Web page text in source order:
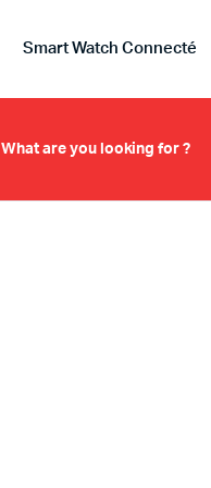
Smart Watch Connecté
What are you looking for ?